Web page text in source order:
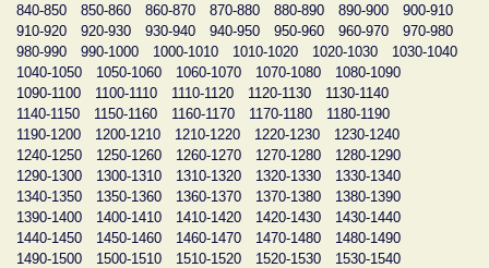
840-850
850-860 860-870 870-880 880-890 890-900
900-910
910-920
920-930 930-940 940-950 950-960 960-970
970-980
980-990
990-1000 1000-1010 1010-1020 1020-1030
1030-1040
1040-1050
1050-1060 1060-1070 1070-1080
1080-1090
1090-1100
1100-1110 1110-1120 1120-1130
1130-1140
1140-1150
1150-1160 1160-1170 1170-1180
1180-1190
1190-1200
1200-1210 1210-1220 1220-1230
1230-1240
1240-1250
1250-1260 1260-1270 1270-1280
1280-1290
1290-1300
1300-1310 1310-1320 1320-1330
1330-1340
1340-1350
1350-1360 1360-1370 1370-1380
1380-1390
1390-1400
1400-1410 1410-1420 1420-1430
1430-1440
1440-1450
1450-1460 1460-1470 1470-1480
1480-1490
1490-1500
1500-1510 1510-1520 1520-1530
1530-1540